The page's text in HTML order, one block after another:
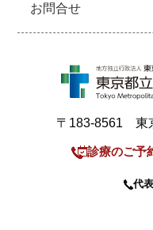
お問合せ
〒183-8561 東
診療のご予
代